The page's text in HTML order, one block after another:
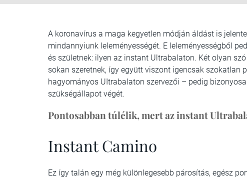
A koronavírus a maga kegyetlen módján áldást is
mindannyiunk leleményességét. E leleményességből
és születnek: ilyen az instant Ultrabalaton. Két olyan
sokan szeretnek, így együtt viszont igencsak szokatlan
hagyományos UItrabalaton szervezői – pedig
szükségállapot végét.
Pontosabban túlélik, mert az instant
Instant Camino
Ez így talán egy még különlegesebb párosítás, egész